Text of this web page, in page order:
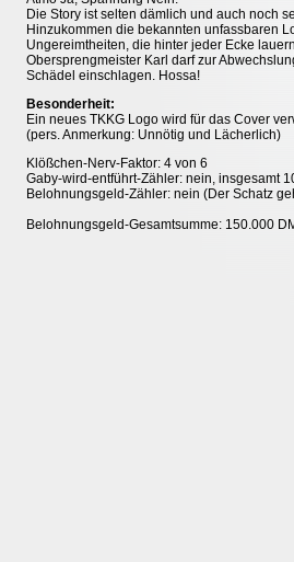
Die Story ist selten dämlich und auch noch
Hinzukommen die bekannten unfassbaren
Ungereimtheiten, die hinter jeder Ecke
Obersprengmeister Karl darf zur
Schädel einschlagen. Hossa!
Besonderheit:
Ein neues TKKG Logo wird für das Cover
(pers. Anmerkung: Unnötig und Lächerlich)
Klößchen-Nerv-Faktor: 4 von 6
Gaby-wird-entführt-Zähler: nein, insgesamt
Belohnungsgeld-Zähler: nein (Der Schatz
Belohnungsgeld-Gesamtsumme: 150.000